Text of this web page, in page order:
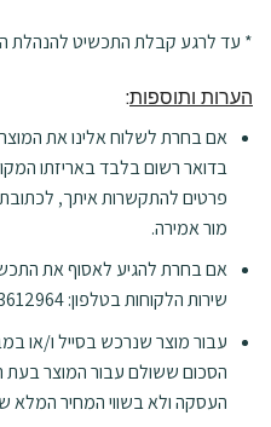
* עד לרגע קבלת התכשיט להנהלת
הערות ותוספות:
אם בחרת לשלוח אלינו את
בדואר רשום בלבד באריזתו
מור אמירה.
אם בחרת להגיע לאסוף את
שירות הלקוחות בטלפון: 052-3612964.
עבור מוצר שנרכש בסייל ו/או
הסכום ששולם עבור המוצר בעת
העסקה ולא בשווי המחיר המלא